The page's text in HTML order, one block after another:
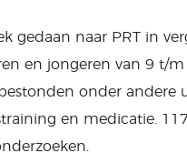
gedaan naar PRT in
en jongeren van 9 t/m
onder andere
en medicatie.